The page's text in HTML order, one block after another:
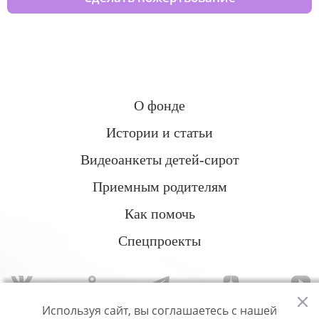
О фонде
Истории и статьи
Видеоанкеты детей-сирот
Приемным родителям
Как помочь
Спецпроекты
Используя сайт, вы соглашаетесь с нашей